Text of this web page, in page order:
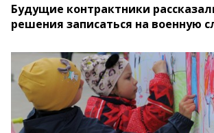
Будущие контрактники
решения записаться на военную